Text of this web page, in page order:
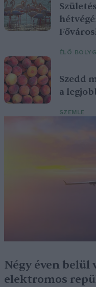
ÉLŐ
Szedd
a
SZEMLE
Négy éven belül
elektromos